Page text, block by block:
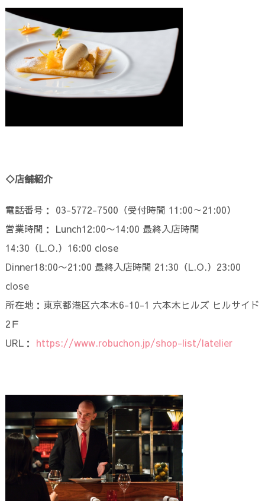
◇店舗紹介
電話番号： 03-5772-7500（受付時間 11:00～21:00）
営業時間： Lunch12:00〜14:00 最終入店時間
14:30（L.O.）16:00 close
Dinner18:00〜21:00 最終入店時間 21:30（L.O.）23:00
close
所在地：東京都港区六本木6-10-1 六本木ヒルズ ヒルサイド
2Ｆ
URL： https://www.robuchon.jp/shop-list/latelier